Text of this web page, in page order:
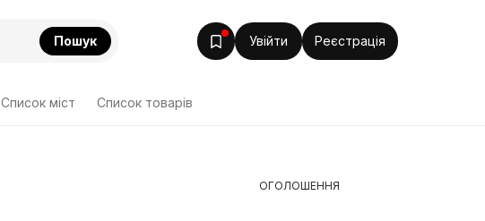
Пошук Увійти Реєстрація
Cписок міст Список товарів
ОГОЛОШЕННЯ